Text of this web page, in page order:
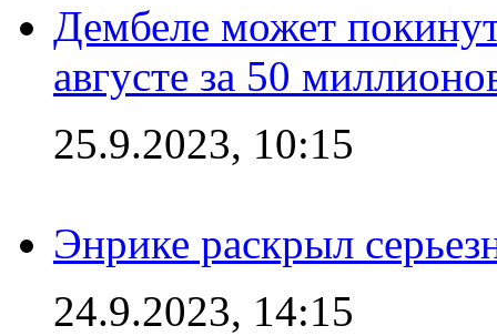
Дембеле может
августе за 50
25.9.2023, 10:15
Энрике раскрыл
24.9.2023, 14:15